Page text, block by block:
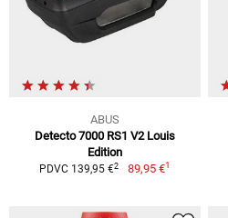
ABUS
Detecto 7000 RS1 V2 Louis
Edition
PDVC 139,95 €2 89,95 €1